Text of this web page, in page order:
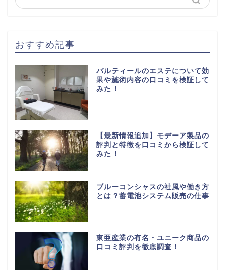
おすすめ記事
パルティールのエステについて効
果や施術内容の口コミを検証して
みた！
【最新情報追加】モデーア製品の
評判と特徴を口コミから検証して
みた！
ブルーコンシャスの社風や働き方
とは？蓄電池システム販売の仕事
東亜産業の有名・ユニーク商品の
口コミ評判を徹底調査！